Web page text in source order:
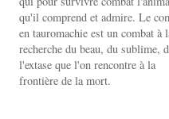
qu'il comprend et admire. Le
en tauromachie est un combat à
recherche du beau, du sublime,
l'extase que l'on rencontre à la
frontière de la mort.